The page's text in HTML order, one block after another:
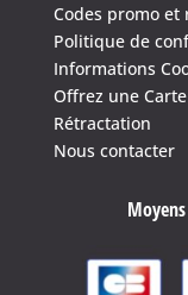
Codes promo et
Politique de
Informations
Offrez une
Rétractation
Nous contacter